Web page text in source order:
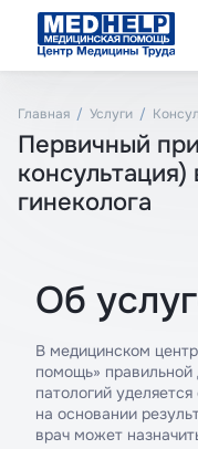
Главная Услуги
Первичный
гинеколога
Об
В медицинском
помощь» правильной
патологий
на основании
врач может